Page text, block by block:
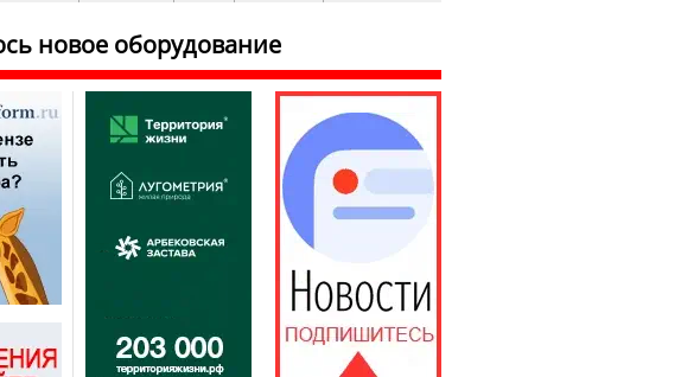
новое оборудование
Печать